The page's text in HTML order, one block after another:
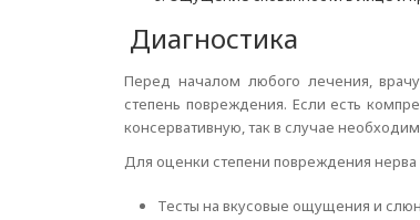
Диагностика
Перед началом любого лечения,
степень повреждения. Если есть
консервативную, так в случае
Для оценки степени повреждения
Тесты на вкусовые ощущения и